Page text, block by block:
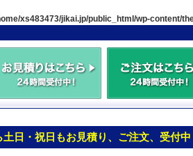
xs483473/jikai.jp/public_html/wp-content/
日・祝日もお見積り、ご注文、受付中